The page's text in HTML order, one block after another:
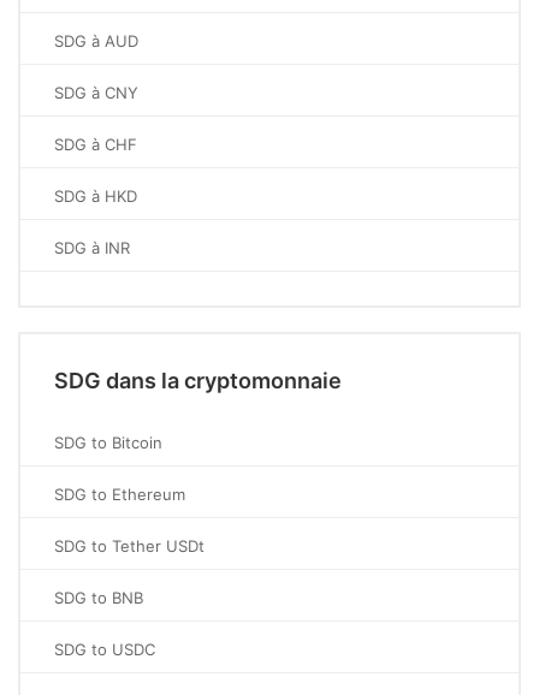
SDG à AUD
SDG à CNY
SDG à CHF
SDG à HKD
SDG à INR
SDG dans la cryptomonnaie
SDG to Bitcoin
SDG to Ethereum
SDG to Tether USDt
SDG to BNB
SDG to USDC